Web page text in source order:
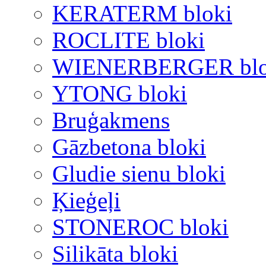
KERATERM bloki
ROCLITE bloki
WIENERBERGER
YTONG bloki
Bruģakmens
Gāzbetona bloki
Gludie sienu bloki
Ķieģeļi
STONEROC bloki
Silikāta bloki